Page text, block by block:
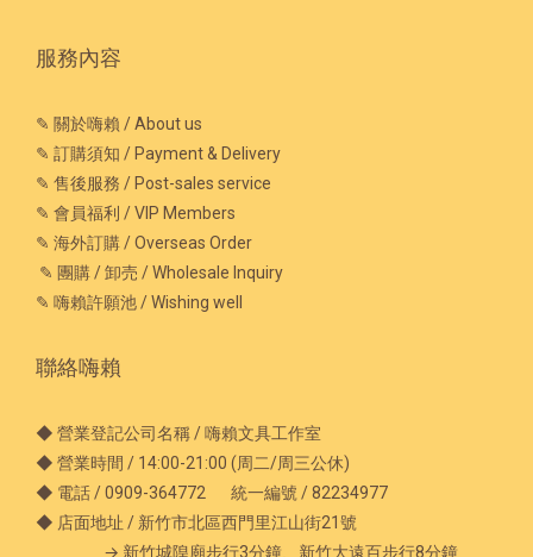
服務內容
✎ 關於嗨賴 / About us
✎ 訂購須知 / Payment & Delivery
✎ 售後服務 / Post-sales service
✎ 會員福利 / VIP Members
✎ 海外訂購 / Overseas Order
✎ 團購 / 卸売 / Wholesale Inquiry
✎ 嗨賴許願池 / Wishing well
聯絡嗨賴
◆ 營業登記公司名稱 / 嗨賴文具工作室
◆ 營業時間 / 14:00-21:00 (周二/周三公休)
◆ 電話 / 0909-364772 統一編號 / 82234977
◆ 店面地址 / 新竹市北區西門里江山街21號
→ 新竹城隍廟步行3分鐘、新竹大遠百步行8分鐘